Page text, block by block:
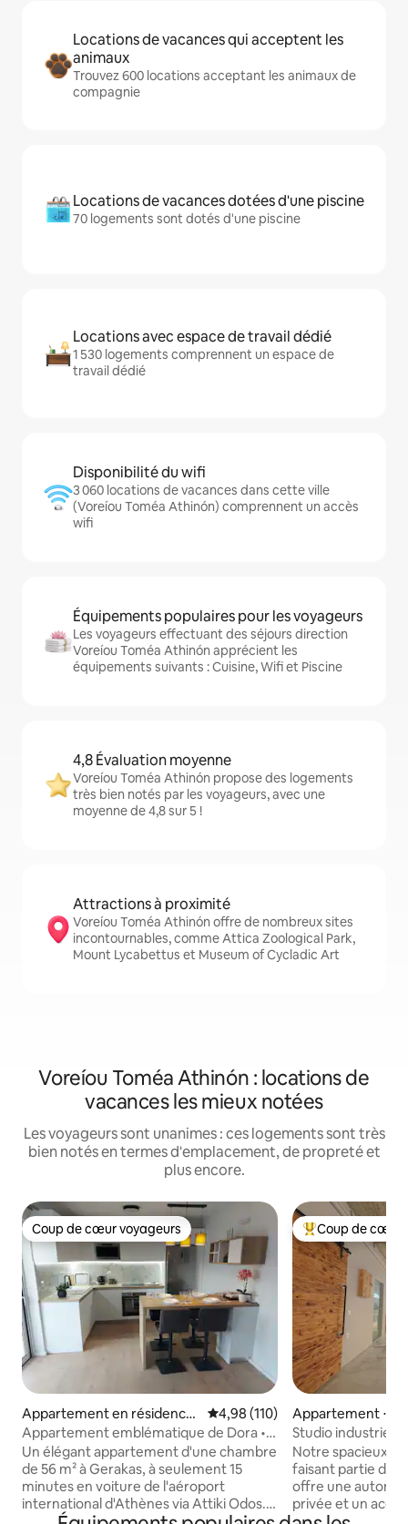
Locations de vacances qui acceptent les
animaux
Trouvez 600 locations acceptant les animaux de
compagnie
Locations de vacances dotées d'une piscine
70 logements sont dotés d'une piscine
Locations avec espace de travail dédié
1 530 logements comprennent un espace de
travail dédié
Disponibilité du wifi
3 060 locations de vacances dans cette ville
(Voreíou Toméa Athinón) comprennent un accès
wifi
Équipements populaires pour les voyageurs
Les voyageurs effectuant des séjours direction
Voreíou Toméa Athinón apprécient les
équipements suivants : Cuisine, Wifi et Piscine
4,8 Évaluation moyenne
Voreíou Toméa Athinón propose des logements
très bien notés par les voyageurs, avec une
moyenne de 4,8 sur 5 !
Attractions à proximité
Voreíou Toméa Athinón offre de nombreux sites
incontournables, comme Attica Zoological Park,
Mount Lycabettus et Museum of Cycladic Art
Voreíou Toméa Athinón : locations de
vacances les mieux notées
Les voyageurs sont unanimes : ces logements sont très
bien notés en termes d'emplacement, de propreté et
plus encore.
Coup de cœur voyageurs
Coup de cœur voyageurs
Appartement en résidence
⋅ Gerakas
Évaluation moyenne sur la
4,98 (110)
Appartement emblématique de Dora •
À 15 min de l'aéroport
Un élégant appartement d'une chambre
de 56 m² à Gerakas, à seulement 15
minutes en voiture de l'aéroport
international d'Athènes via Attiki Odos.
Coups de cœur
Coup de cœur
Appartement ⋅
Studio industriel
Notre spacieux
faisant partie
offre une
privée et un